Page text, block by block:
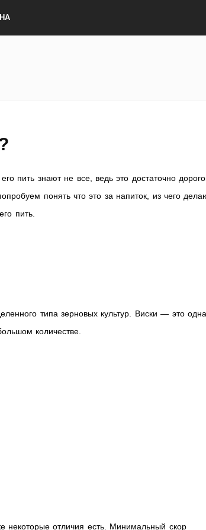
пить знают не все, ведь это достаточно
понять что это за напиток, из чего
пить.
типа зерновых культур. Виски — это
количестве.
некоторые отличия есть. Минимальный скор